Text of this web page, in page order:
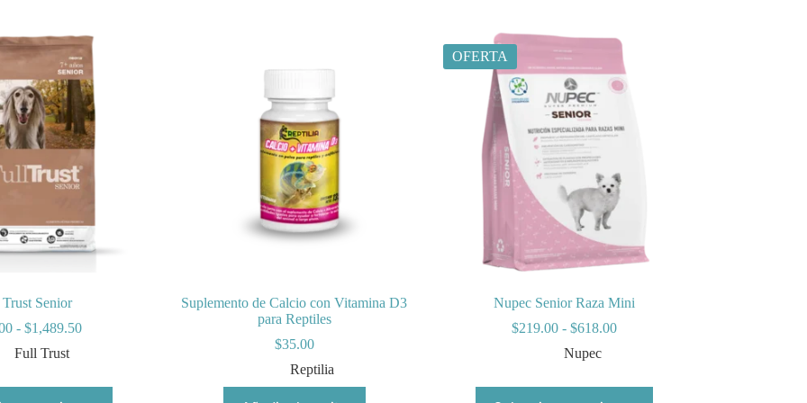
Senior
- $1,489.50Rango
Full Trust
Suplemento de Calcio con Vitamina D3
para Reptiles
$35.00
Reptilia
OFERTA
Nupec Senior Raza Mini
$219.00 - $618.00Rango
Nupec